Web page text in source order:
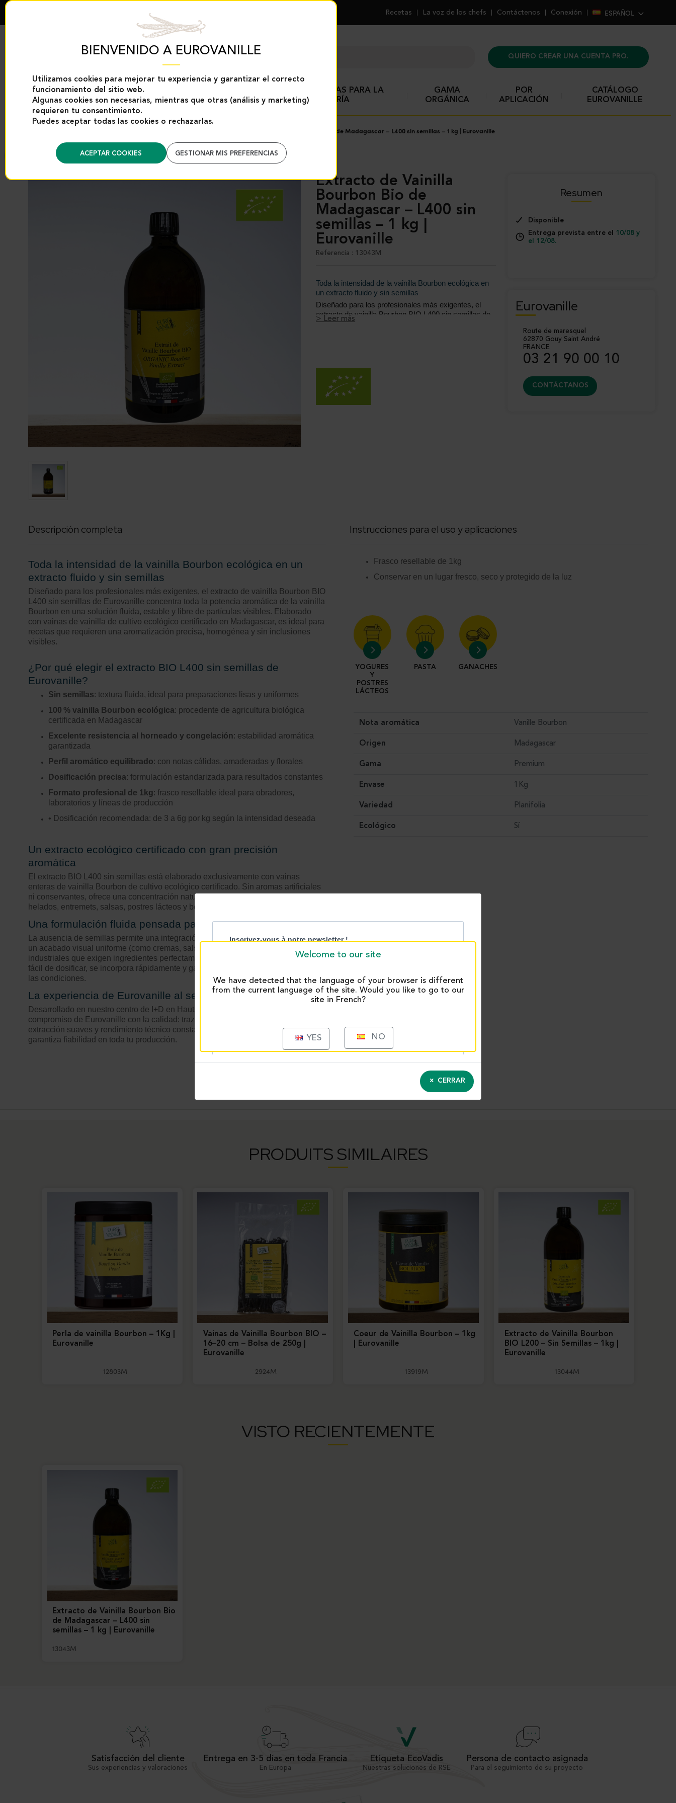
BIENVENIDO A EUROVANILLE
Utilizamos cookies para mejorar tu experiencia y garantizar el correcto
funcionamiento del sitio web.
Algunas cookies son necesarias, mientras que otras (análisis y marketing)
requieren tu consentimiento.
Puedes aceptar todas las cookies o rechazarlas.
ACEPTAR COOKIES GESTIONAR MIS PREFERENCIAS
Recetas La voz de los chefs Contáctenos Conexión ESPAÑOL
QUIERO CREAR UNA CUENTA PRO.
EXCLUSIVIDADES
EUROVANILLE
VAINILLA
ESPECIAS Y AYUDAS PARA LA
REPOSTERÍA
GAMA
ORGÁNICA
POR
APLICACIÓN
CATÁLOGO
EUROVANILLE
Extracto de Vainilla Bourbon Bio de Madagascar – L400 sin semillas – 1 kg | Eurovanille
Extracto de Vainilla
Bourbon Bio de
Madagascar – L400 sin
semillas – 1 kg |
Eurovanille
Referencia : 13043M
Toda la intensidad de la vainilla Bourbon ecológica en
un extracto fluido y sin semillas
Diseñado para los profesionales más exigentes, el
extracto de vainilla Bourbon BIO L400 sin semillas de
Eurovanille concentra toda la potencia aromática de la
> Leer más
Resumen
Disponible
Entrega prevista entre el 10/08 y
el 12/08.
Eurovanille
Route de maresquel
62870 Gouy Saint André
FRANCE
03 21 90 00 10
CONTÁCTANOS
Descripción completa
Toda la intensidad de la vainilla Bourbon ecológica en un
extracto fluido y sin semillas
Diseñado para los profesionales más exigentes, el extracto de vainilla Bourbon BIO
L400 sin semillas de Eurovanille concentra toda la potencia aromática de la vainilla
Bourbon en una solución fluida, estable y libre de partículas visibles. Elaborado
con vainas de vainilla de cultivo ecológico certificado en Madagascar, es ideal para
recetas que requieren una aromatización precisa, homogénea y sin inclusiones
visibles.
¿Por qué elegir el extracto BIO L400 sin semillas de
Eurovanille?
Sin semillas: textura fluida, ideal para preparaciones lisas y uniformes
100 % vainilla Bourbon ecol ógica: procedente de agricultura biológica
certificada en Madagascar
Excelente resistencia al horneado y congelación: estabilidad aromática
garantizada
Perfil aromático equilibrado: con notas cálidas, amaderadas y florales
Dosificación precisa: formulación estandarizada para resultados constantes
Formato profesional de 1kg: frasco resellable ideal para obradores,
laboratorios y líneas de producción
• Dosificación recomendada: de 3 a 6g por kg según la intensidad deseada
Un extracto ecológico certificado con gran precisión
aromática
El extracto BIO L400 sin semillas está elaborado exclusivamente con vainas
enteras de vainilla Bourbon de cultivo ecológico certificado. Sin aromas artificiales
ni conservantes, ofrece una concentración natural controlada, perfecta para cremas,
helados, entremets, salsas, postres lácteos y bebidas.
Una formulación fluida pensada para la regularidad
La ausencia de semillas permite una integración limpia en recetas que requieren
un acabado visual uniforme (como cremas, salsas, mezclas) o en procesos
industriales que exigen ingredientes perfectamente homogéneos. El extracto es
fácil de dosificar, se incorpora rápidamente y garantiza un sabor constante en todas
las condiciones.
La experiencia de Eurovanille al servicio de los artesanos
Desarrollado en nuestro centro de I+D en Hauts-de-France, este extracto refleja el
compromiso de Eurovanille con la calidad: trazabilidad completa, métodos de
extracción suaves y rendimiento técnico constante. Su formulación estandarizada
garantiza fiabilidad en toda tu producción.
Instrucciones para el uso y aplicaciones
Frasco resellable de 1kg
Conservar en un lugar fresco, seco y protegido de la luz
YOGURES
Y
POSTRES
LÁCTEOS
PASTA GANACHES
Nota aromática Vanille Bourbon
Origen Madagascar
Gama Premium
Envase 1Kg
Variedad Planifolia
Ecológico Sí
PRODUITS SIMILAIRES
Perla de vainilla Bourbon – 1Kg |
Eurovanille
12803M
Vainas de Vainilla Bourbon BIO –
16–20 cm – Bolsa de 250g |
Eurovanille
2924M
Coeur de Vainilla Bourbon – 1kg
| Eurovanille
13919M
Extracto de Vainilla Bourbon
BIO L200 – Sin Semillas – 1kg |
Eurovanille
13044M
VISTO RECIENTEMENTE
Extracto de Vainilla Bourbon Bio
de Madagascar – L400 sin
semillas – 1 kg | Eurovanille
13043M
Satisfacción del cliente
Sus experiencias y valoraciones
Entrega en 3-5 días en toda Francia
En Europa
Etiqueta EcoVadis
Nuestras soluciones de RSE
Persona de contacto asignada
Para el seguimiento de su proyecto
CERRAR
Welcome to our site
We have detected that the language of your browser is different
from the current language of the site. Would you like to go to our
site in French?
YES NO